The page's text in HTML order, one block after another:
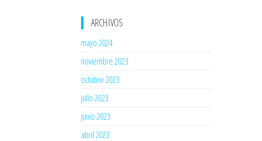
ARCHIVOS
mayo 2024
noviembre 2023
octubre 2023
julio 2023
junio 2023
abril 2023